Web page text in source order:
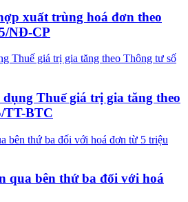
xuất trùng hoá đơn theo
NĐ-CP
Thuế giá trị gia tăng theo
TT-BTC
qua bên thứ ba đối với hoá